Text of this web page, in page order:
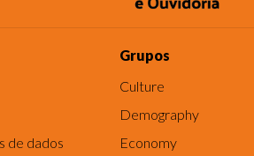
de dados
Grupos
Culture
Demography
Economy